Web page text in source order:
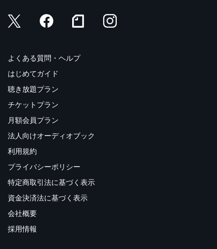
よくある質問・ヘルプ
はじめてガイド
聴き放題プラン
チケットプラン
月額会員プラン
法人向けオーディオブック
利用規約
プライバシーポリシー
特定商取引法に基づく表示
資金決済法に基づく表示
会社概要
採用情報